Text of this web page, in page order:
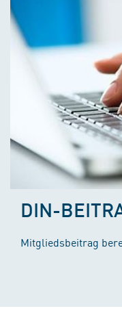
DIN-
Mitgliedsbeitrag